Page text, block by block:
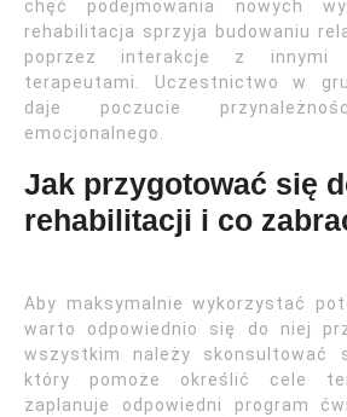
chęć podejmowania nowych
rehabilitacja sprzyja budowaniu
poprzez interakcje z innymi
terapeutami. Uczestnictwo w
daje poczucie
emocjonalnego.
Jak przygotować się
rehabilitacji i co
Aby maksymalnie wykorzystać
warto odpowiednio się do niej
wszystkim należy skonsultować
który pomoże określić cele
zaplanuje odpowiedni program